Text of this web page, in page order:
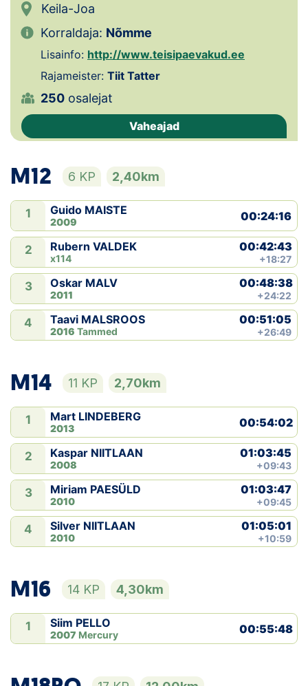
Tulemused
Dokumendid
Klubid
Suletud maastikud
Püsirajad
Ajalugu
Koolitused
OTSI
Keila-Joa
Korraldaja: Nõmme
Lisainfo: http://www.teisipaevakud.ee
Rajameister: Tiit Tatter
250 osalejat
Vaheajad
M12 6 KP 2,40km
1 Guido MAISTE
2009 00:24:16
2 Rubern VALDEK
x114
00:42:43
+18:27
3 Oskar MALV
2011
00:48:38
+24:22
4 Taavi MALSROOS
2016 Tammed
00:51:05
+26:49
M14 11 KP 2,70km
1 Mart LINDEBERG
2013 00:54:02
2 Kaspar NIITLAAN
2008
01:03:45
+09:43
3 Miriam PAESÜLD
2010
01:03:47
+09:45
4 Silver NIITLAAN
2010
01:05:01
+10:59
M16 14 KP 4,30km
1 Siim PELLO
2007 Mercury 00:55:48